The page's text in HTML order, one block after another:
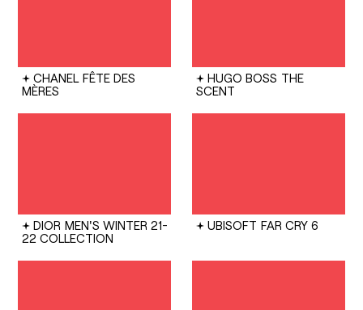
CHANEL FÊTE DES
MÈRES
HUGO BOSS THE
SCENT
DIOR MEN'S WINTER 21-
22 COLLECTION
UBISOFT FAR CRY 6